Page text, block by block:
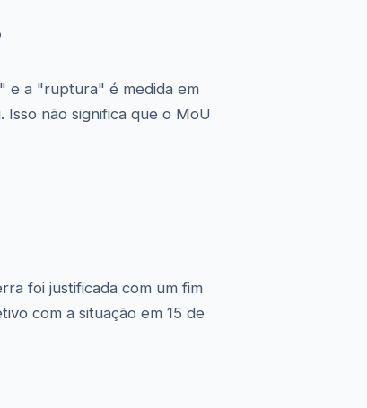
e a "ruptura" é medida em
não significa que o MoU
foi justificada com um fim
com a situação em 15 de